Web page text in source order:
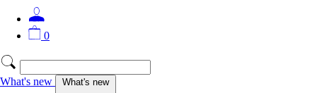
0
What's new What's new